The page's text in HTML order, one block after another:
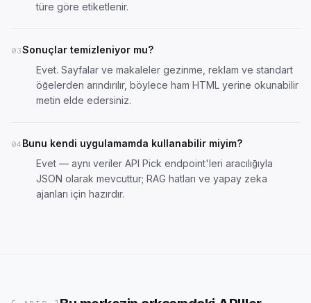
türe göre etiketlenir.
03Sonuçlar temizleniyor mu?
Evet. Sayfalar ve makaleler gezinme, reklam ve standart
öğelerden arındırılır, böylece ham HTML yerine okunabilir
metin elde edersiniz.
04 Bunu kendi uygulamamda kullanabilir miyim?
Evet — aynı veriler API Pick endpoint'leri aracılığıyla
JSON olarak mevcuttur; RAG hatları ve yapay zeka
ajanları için hazırdır.